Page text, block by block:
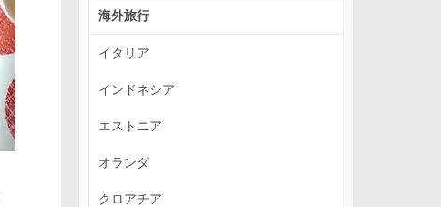
海外旅行
イタリア
インドネシア
エストニア
オランダ
クロアチア